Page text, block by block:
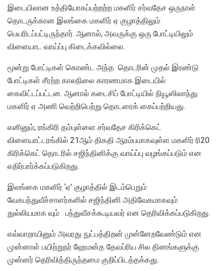
இடையிலான உத்தியோகப்பற்றற்ற மகளிர் சர்வதேச ஒருநாள்
தொடருக்கான இலங்கை மகளிர் ஏ குழாத்திலும்
பெயரிடப்பட்டிருந்தார். ஆனால், அவருக்கு ஒரு போட்டியிலும்
விளையாட வாய்ப்பு கிடைக்கவில்லை.
மூன்று போட்டிகள் கொண்ட அந்த தொடரின் முதல் இரண்டு
போட்டிகள் சீரற்ற காலநிலை காரணமாக இடையில்
கைவிட்டப்பட்டன. ஆனால் கடைசிப் போட்டியில் நியூஸிலாந்து
மகளிர் ஏ அணி வெற்றிபெற்று தொடரைக் கைப்பற்றியது.
எனினும், ரங்கிரி தம்புள்ளை சர்வதேச கிரிக்கெட்
விளையாட்டரங்கில் 21ஆம் திகதி ஆரம்பமாகவுள்ள மகளிர் ரி20
கிரிக்கெட் தொடரில் சஜிந்தினிக்கு வாய்ப்பு வழங்கப்படும் என
எதிர்பார்க்கப்படுகிறது.
இலங்கை மகளிர் ‘ஏ’ குழாத்தில் இடம்பெறும்
வேகபந்துவீச்சாளர்களில் சஜிந்தினி அதிவேகமாகவும்
துல்லியமாக வும் பந்துவீசக்கூடியவர் என தெரிவிக்கப்படுகிறது.
எவ்வாறாயினும் அவரது நுட்பத்திறன் முன்னேறவேண்டும் என
முன்னாள் பயிற்றுநர் ஹேமன்த தேவப்ரிய சில தினங்களுக்கு
முன்னர் தெரிவித்திருந்தமை குறிப்பிடத்தக்கது.